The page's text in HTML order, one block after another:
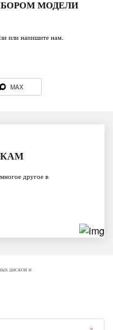
МОДЕЛИ
или напишите нам.
MAX
другое в
ДИСКОВ И